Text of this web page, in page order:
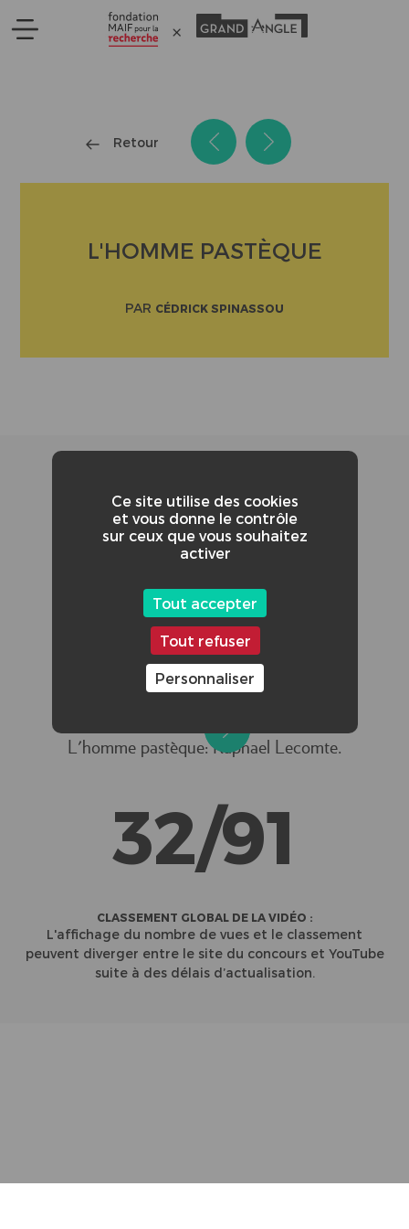
Retour
L'HOMME PASTÈQUE
PAR CÉDRICK SPINASSOU
CRÉDITS ADDITIONNELS :
co-réalisateur: Robin Iff
Chef Op : Marc-Antoine Feriaux
L'homme pastèque: Raphael Lecomte.
32/91
CLASSEMENT GLOBAL DE LA VIDÉO :
L'affichage du nombre de vues et le classement
peuvent diverger entre le site du concours et YouTube
suite à des délais d’actualisation.
Ce site utilise des cookies
et vous donne le contrôle
sur ceux que vous souhaitez
activer
Tout accepter
Tout refuser
Personnaliser